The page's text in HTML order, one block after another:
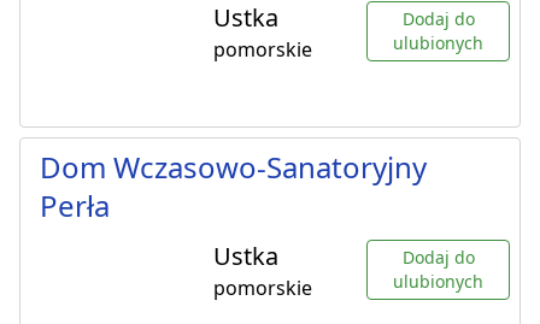
Ustka
pomorskie
Dodaj do
ulubionych
Dom Wczasowo-Sanatoryjny
Perła
Ustka
pomorskie
Dodaj do
ulubionych